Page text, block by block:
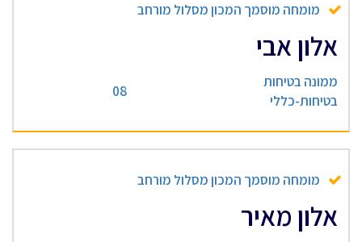
מומחה מוסמך המכון מסלול מורחב
אלון אבי
ממונה בטיחות
בטיחות-כללי
08
מומחה מוסמך המכון מסלול מורחב
אלון מאיר